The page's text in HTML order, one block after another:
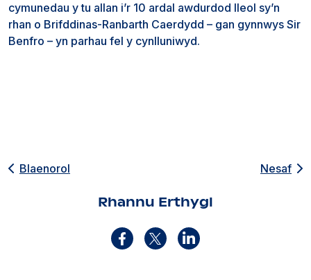
cymunedau y tu allan i’r 10 ardal awdurdod lleol sy’n
rhan o Brifddinas-Ranbarth Caerdydd – gan gynnwys Sir
Benfro – yn parhau fel y cynlluniwyd.
Blaenorol
Rhannu Erthygl
Nesaf